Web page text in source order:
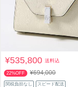
¥535,800送料込
22%OFF ¥694,000
関税負担なし スピード配送